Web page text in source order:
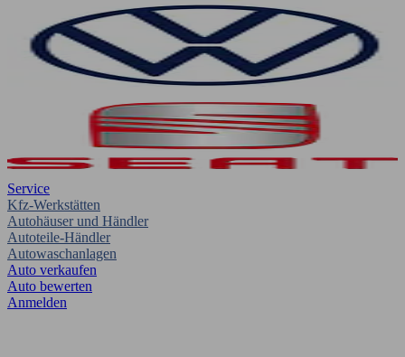
Service
Kfz-Werkstätten
Autohäuser und Händler
Autoteile-Händler
Autowaschanlagen
Auto verkaufen
Auto bewerten
Anmelden